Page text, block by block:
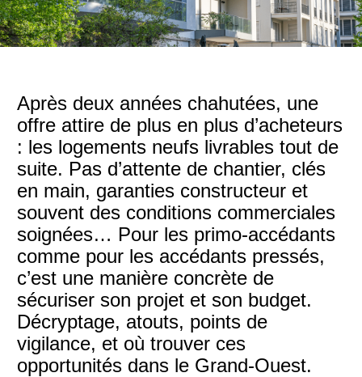
Après deux années chahutées, une
offre attire de plus en plus d’acheteurs
: les logements neufs livrables tout de
suite. Pas d’attente de chantier, clés
en main, garanties constructeur et
souvent des conditions commerciales
soignées… Pour les primo-accédants
comme pour les accédants pressés,
c’est une manière concrète de
sécuriser son projet et son budget.
Décryptage, atouts, points de
vigilance, et où trouver ces
opportunités dans le Grand-Ouest.